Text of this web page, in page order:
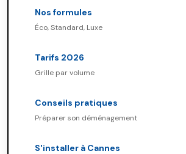
Nos formules
Éco, Standard, Luxe
Tarifs 2026
Grille par volume
Conseils pratiques
Préparer son déménagement
S'installer à Cannes